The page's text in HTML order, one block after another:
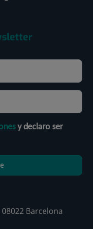
y declaro ser
Barcelona